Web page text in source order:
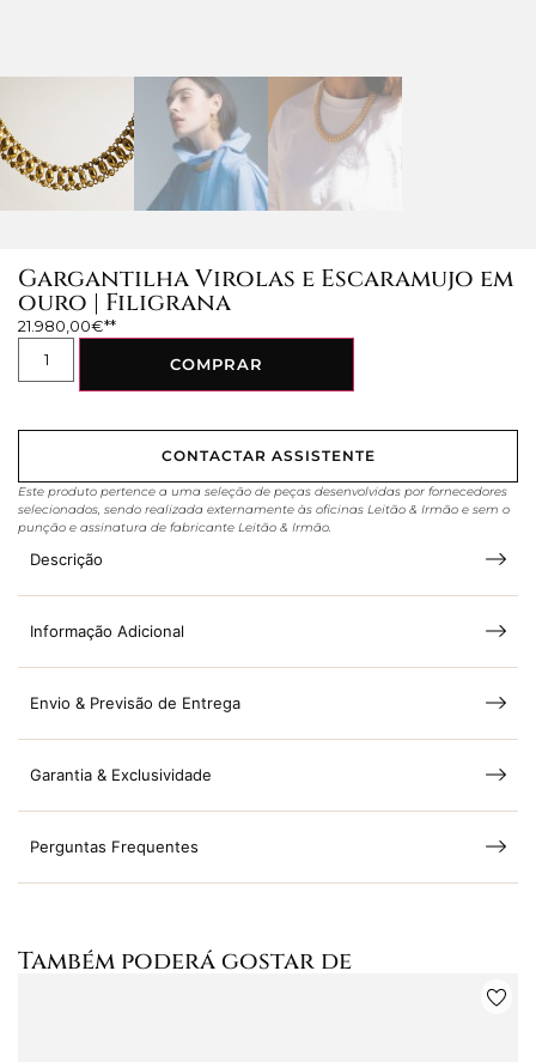
Gargantilha Virolas e Escaramujo em
ouro | Filigrana
21.980,00€
COMPRAR
CONTACTAR ASSISTENTE
Este produto pertence a uma seleção de peças desenvolvidas por fornecedores
selecionados, sendo realizada externamente às oficinas Leitão & Irmão e sem o
punção e assinatura de fabricante Leitão & Irmão.
Descrição
Informação Adicional
Envio & Previsão de Entrega
Garantia & Exclusividade
Perguntas Frequentes
Também poderá gostar de